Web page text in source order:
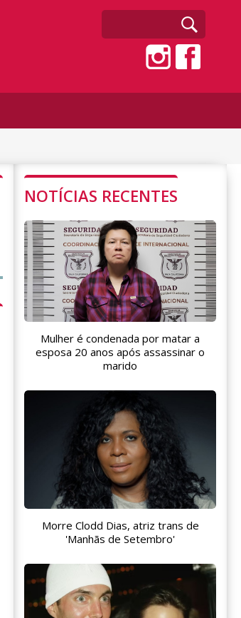
NOTÍCIAS RECENTES
Mulher é condenada por matar a
esposa 20 anos após assassinar o
marido
Morre Clodd Dias, atriz trans de
'Manhãs de Setembro'